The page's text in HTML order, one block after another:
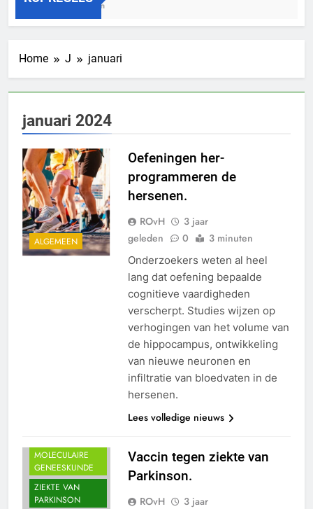
3 Jaar Geleden
Home J januari
januari 2024
ALGEMEEN
Oefeningen her-
programmeren de
hersenen.
ROvH
3 jaar
geleden
0 3 minuten
Onderzoekers weten al heel
lang dat oefening bepaalde
cognitieve vaardigheden
verscherpt. Studies wijzen op
verhogingen van het volume van
de hippocampus, ontwikkeling
van nieuwe neuronen en
infiltratie van bloedvaten in de
hersenen.
Lees volledige nieuws
MOLECULAIRE
GENEESKUNDE
ZIEKTE VAN
PARKINSON
Vaccin tegen ziekte van
Parkinson.
ROvH
3 jaar